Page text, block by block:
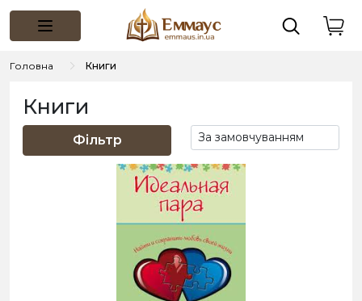
Головна Книги
Книги
Фільтр